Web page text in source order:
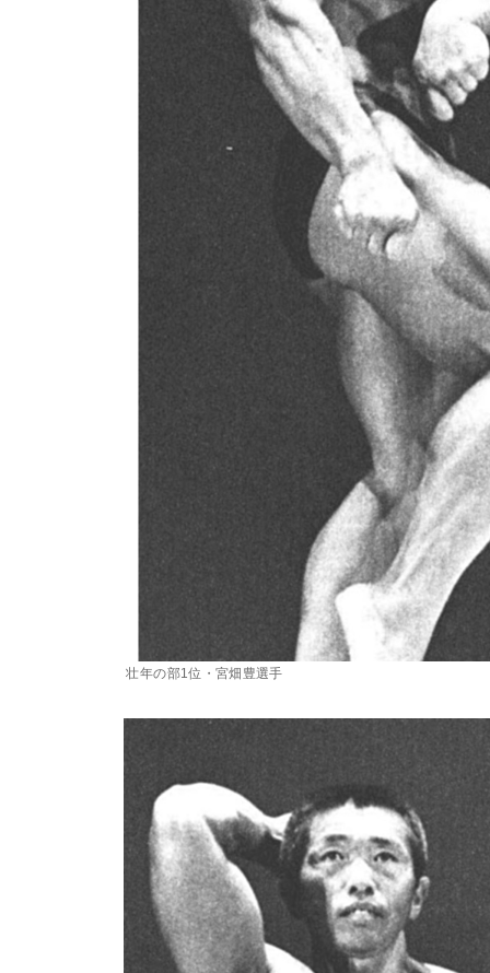
壮年の部1位・宮畑豊選手